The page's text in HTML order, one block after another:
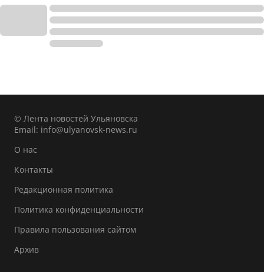
© Лента новостей Ульяновска
Email: info@ulyanovsk-news.ru
О нас
Контакты
Редакционная политика
Политика конфиденциальности
Правила пользования сайтом
Архив